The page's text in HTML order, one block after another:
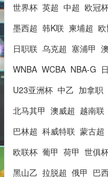
世界杯 英超 中超 欧冠
墨西超 韩K联 柬埔超
日职联 乌克超 塞浦甲
WNBA WCBA NBA-G
U23亚洲杯 中乙 加拿职
北马其甲 澳威超 越南联
巴林超 科威特联 蒙古超
欧联杯 葡甲 荷甲 世俱
黑山乙 拉脱超 俄甲 巴